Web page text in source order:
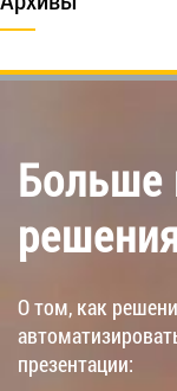
Больше
О том, как
презентации: